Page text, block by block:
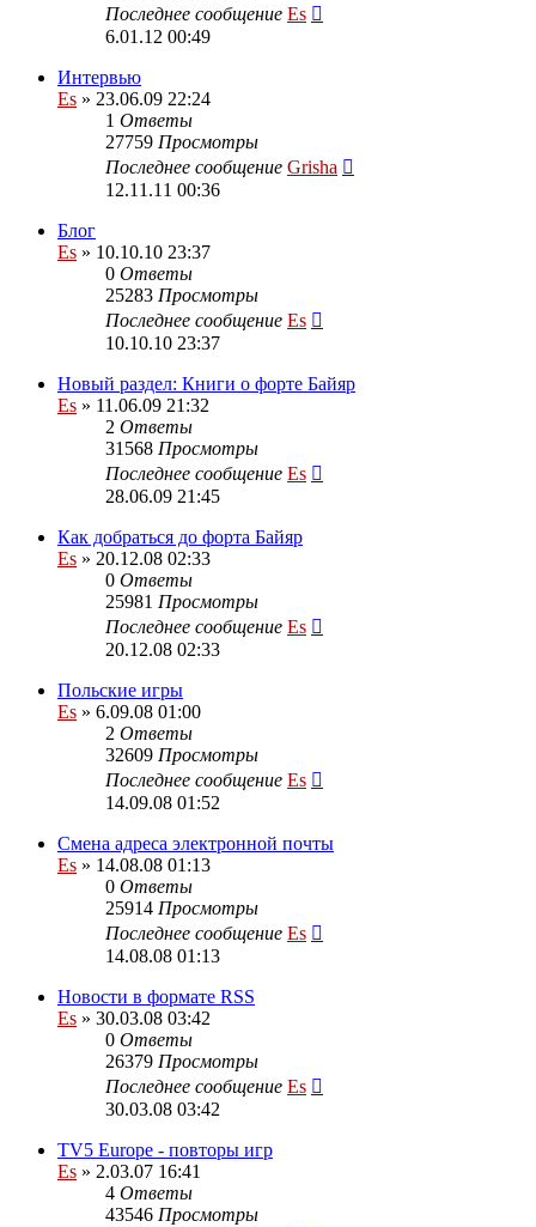
Последнее сообщение Es
6.01.12 00:49
Интервью
Es » 23.06.09 22:24
1 Ответы
27759 Просмотры
Последнее сообщение Grisha
12.11.11 00:36
Блог
Es » 10.10.10 23:37
0 Ответы
25283 Просмотры
Последнее сообщение Es
10.10.10 23:37
Новый раздел: Книги о форте Байяр
Es » 11.06.09 21:32
2 Ответы
31568 Просмотры
Последнее сообщение Es
28.06.09 21:45
Как добраться до форта Байяр
Es » 20.12.08 02:33
0 Ответы
25981 Просмотры
Последнее сообщение Es
20.12.08 02:33
Польские игры
Es » 6.09.08 01:00
2 Ответы
32609 Просмотры
Последнее сообщение Es
14.09.08 01:52
Смена адреса электронной почты
Es » 14.08.08 01:13
0 Ответы
25914 Просмотры
Последнее сообщение Es
14.08.08 01:13
Новости в формате RSS
Es » 30.03.08 03:42
0 Ответы
26379 Просмотры
Последнее сообщение Es
30.03.08 03:42
TV5 Europe - повторы игр
Es » 2.03.07 16:41
4 Ответы
43546 Просмотры